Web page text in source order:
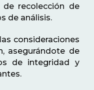
recolección de
de análisis.
consideraciones
asegurándote de
de integridad y